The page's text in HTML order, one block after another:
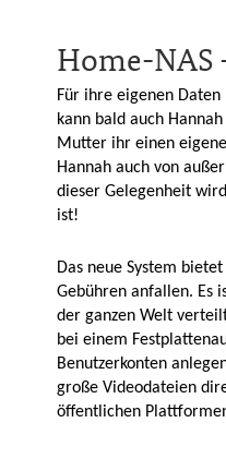
Home-NAS
Für ihre eigenen Daten
kann bald auch
Mutter ihr einen
Hannah auch von
dieser Gelegenheit
ist!
Das neue System
Gebühren anfallen. Es
der ganzen Welt
bei einem
Benutzerkonten
große Videodateien
öffentlichen